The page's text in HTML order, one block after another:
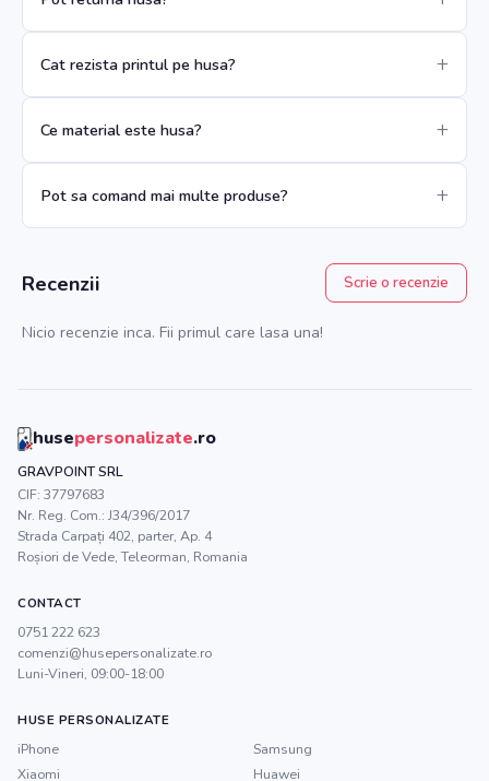
Cat rezista printul pe husa?
Ce material este husa?
Pot sa comand mai multe produse?
Recenzii Scrie o recenzie
Nicio recenzie inca. Fii primul care lasa una!
husepersonalizate.ro
GRAVPOINT SRL
CIF: 37797683
Nr. Reg. Com.: J34/396/2017
Strada Carpați 402, parter, Ap. 4
Roșiori de Vede,Teleorman, Romania
CONTACT
0751 222 623
comenzi@husepersonalizate.ro
Luni-Vineri, 09:00-18:00
HUSE PERSONALIZATE
iPhone
Samsung
Xiaomi
Huawei